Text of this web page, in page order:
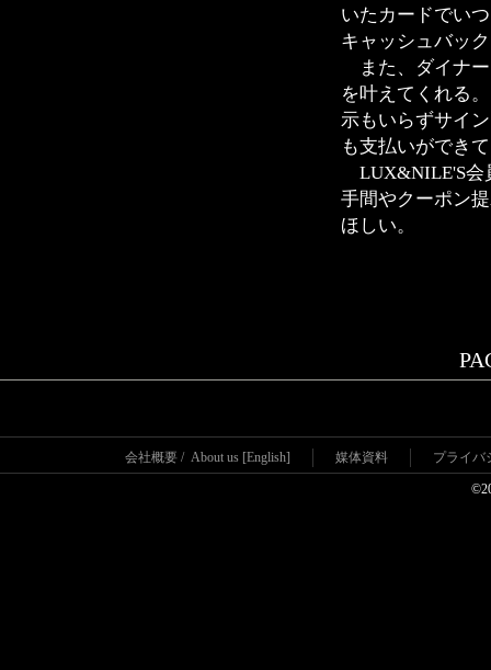
いたカードでい
キャッシュバッ
また、ダイナー
を叶えてくれる
示もいらずサイ
も支払いができ
LUX&NILE'S会
手間やクーポン
ほしい。
会社概要 / About us [English] 媒体資料 プライバ